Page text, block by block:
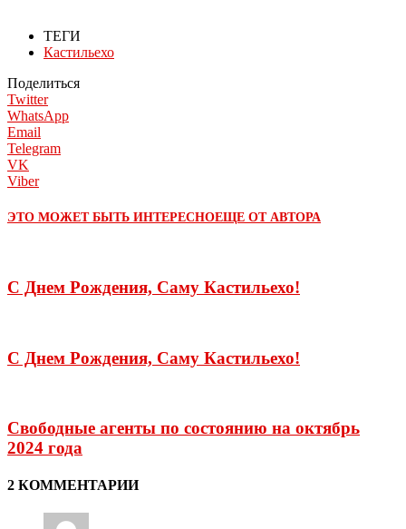
ТЕГИ
Кастильехо
Поделиться
Twitter
WhatsApp
Email
Telegram
VK
Viber
ЭТО МОЖЕТ БЫТЬ ИНТЕРЕСНОЕЩЕ ОТ АВТОРА
С Днем Рождения, Саму Кастильехо!
С Днем Рождения, Саму Кастильехо!
Свободные агенты по состоянию на октябрь
2024 года
2 КОММЕНТАРИИ